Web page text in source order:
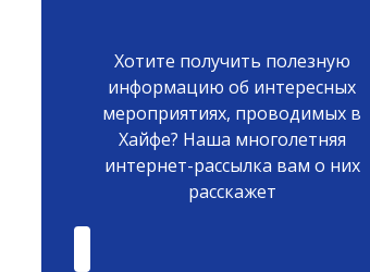
Хотите получить полезную
информацию об интересных
мероприятиях, проводимых в
Хайфе? Наша многолетняя
интернет-рассылка вам о них
расскажет